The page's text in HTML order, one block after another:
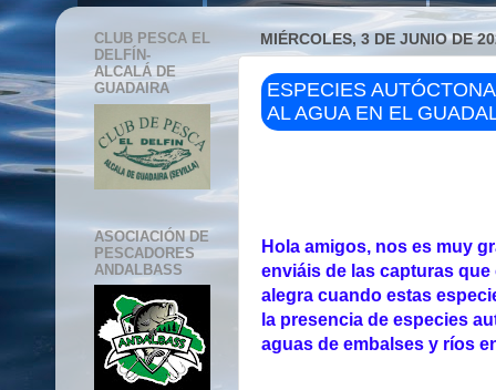
MIÉRCOLES, 3 DE JUNIO DE
ESPECIES
AL AGUA EN EL
Hola amigos, nos es muy
enviáis de las capturas
alegra cuando estas
la presencia de especies
aguas de embalses y ríos
CLUB PESCA EL
DELFÍN-
ALCALÁ DE
GUADAIRA
ASOCIACIÓN DE
PESCADORES
ANDALBASS